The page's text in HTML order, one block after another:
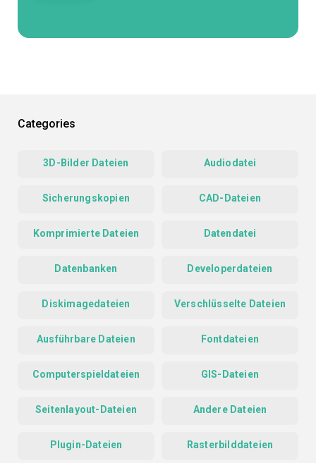
Categories
3D-Bilder Dateien Audiodatei
Sicherungskopien CAD-Dateien
Komprimierte Dateien Datendatei
Datenbanken Developerdateien
Diskimagedateien Verschlüsselte Dateien
Ausführbare Dateien Fontdateien
Computerspieldateien GIS-Dateien
Seitenlayout-Dateien Andere Dateien
Plugin-Dateien Rasterbilddateien